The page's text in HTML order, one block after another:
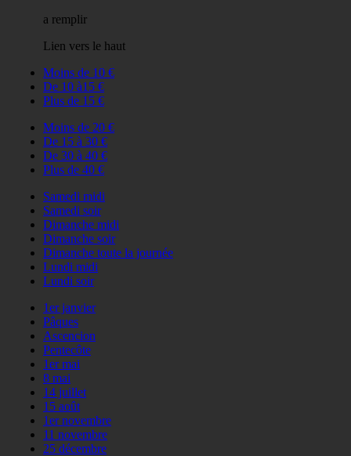
a remplir
Lien vers le haut
Moins de 10 €
De 10 à15 €
Plus de 15 €
Moins de 20 €
De 15 à 30 €
De 30 à 40 €
Plus de 40 €
Samedi midi
Samedi soir
Dimanche midi
Dimanche soir
Dimanche toute la journée
Lundi midi
Lundi soir
1er janvier
Pâques
Ascencion
Pentecôte
1er mai
8 mai
14 juillet
15 août
1er novembre
11 novembre
25 décembre